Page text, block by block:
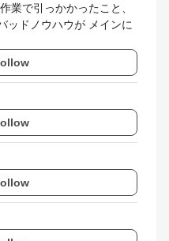
業で引っかかったこと、
ッドノウハウが メインに